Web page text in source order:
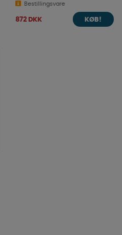
Bestillingsvare
872 DKK KØB!